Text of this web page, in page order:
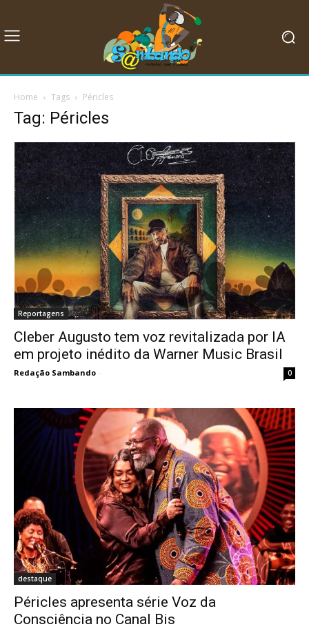
Home Tags Péricles
Tag: Péricles
Reportagens
Cleber Augusto tem voz revitalizada por IA
em projeto inédito da Warner Music Brasil
Redação Sambando - 0
destaque
Péricles apresenta série Voz da
Consciência no Canal Bis